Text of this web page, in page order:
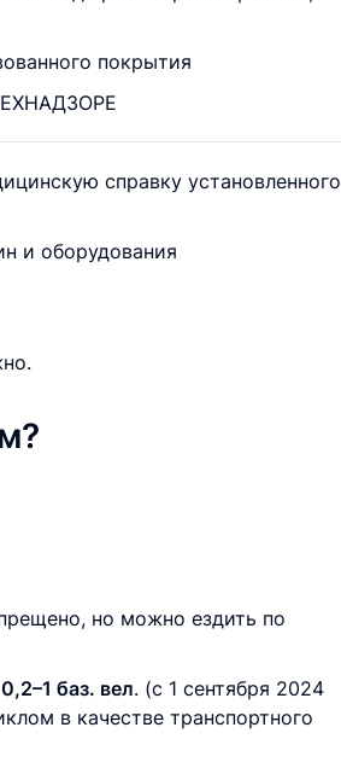
покрытия
справку установленного
и оборудования
но можно ездить по
баз. вел. (с 1 сентября 2024
в качестве транспортного